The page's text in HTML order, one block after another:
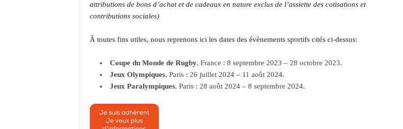
attributions de bons d’achat et de cadeaux en nature exclus de l’assiette des cotisations et
contributions sociales)
À toutes fins utiles, nous reprenons ici les dates des évènements sportifs cités ci-dessus:
Coupe du Monde de Rugby, France : 8 septembre 2023 – 28 octobre 2023.
Jeux Olympiques, Paris : 26 juillet 2024 – 11 août 2024.
Jeux Paralympiques, Paris : 28 août 2024 – 8 septembre 2024.